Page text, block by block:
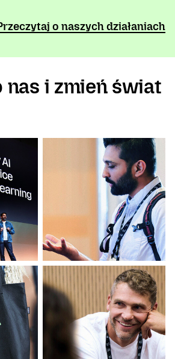
o naszych działaniach
nas i zmień świat